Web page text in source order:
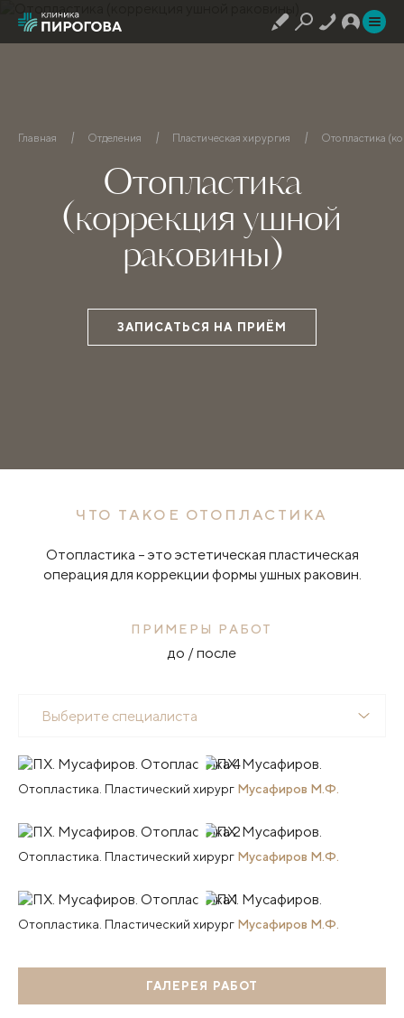
Главная Отделения Пластическая хирургия Отопластика
Отопластика
(коррекция ушной
раковины)
ЗАПИСАТЬСЯ НА ПРИЁМ
ЧТО ТАКОЕ ОТОПЛАСТИКА
Отопластика – это эстетическая пластическая
операция для коррекции формы ушных раковин.
ПРИМЕРЫ РАБОТ
до / после
Выберите специалиста
Отопластика. Пластический хирург Мусафиров М.Ф.
Отопластика. Пластический хирург Мусафиров М.Ф.
Отопластика. Пластический хирург Мусафиров М.Ф.
ГАЛЕРЕЯ РАБОТ